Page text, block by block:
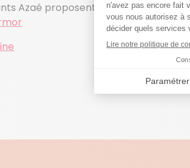
Azaé proposent également des